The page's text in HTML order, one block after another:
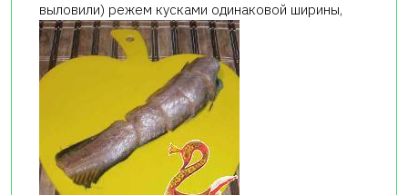
выловили) режем кусками одинаковой ширины,